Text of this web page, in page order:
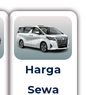
Harga
Sewa